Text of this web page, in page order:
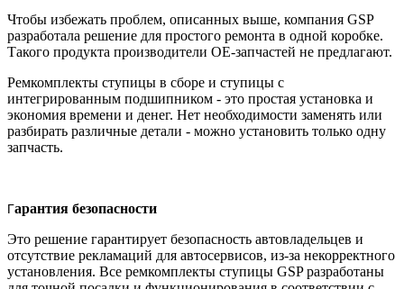
Чтобы избежать проблем, описанных выше, компания GSP
разработала решение для простого ремонта в одной коробке.
Такого продукта производители ОЕ-запчастей не предлагают.
Ремкомплекты ступицы в сборе и ступицы с
интегрированным подшипником - это простая установка и
экономия времени и денег. Нет необходимости заменять или
разбирать различные детали - можно установить только одну
запчасть.
Гарантия безопасности
Это решение гарантирует безопасность автовладельцев и
отсутствие рекламаций для автосервисов, из-за некорректного
установления. Все ремкомплекты ступицы GSP разработаны